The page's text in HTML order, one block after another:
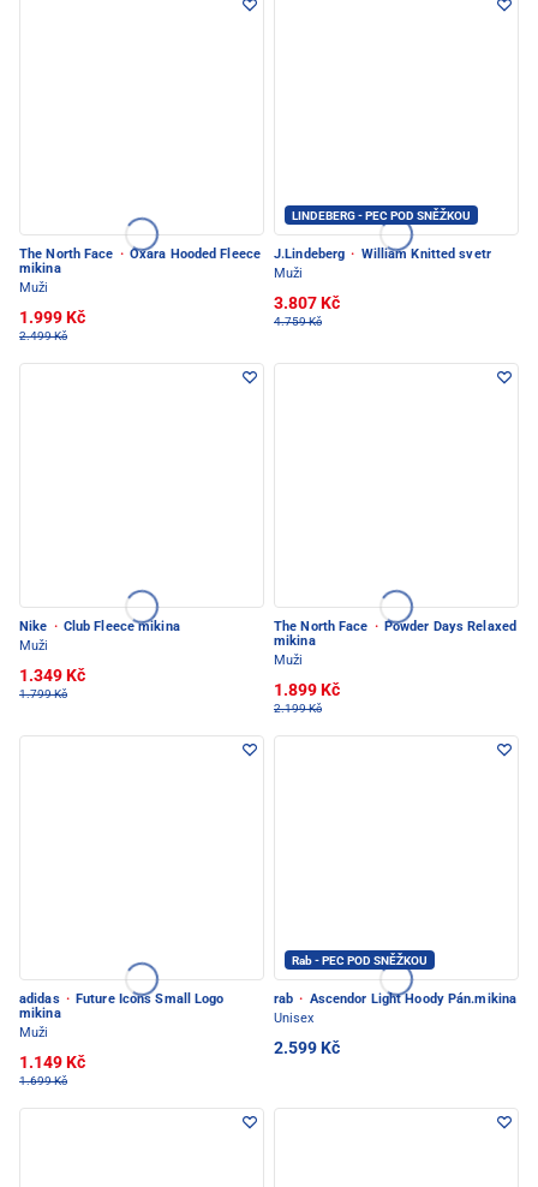
The North Face · Oxara Hooded Fleece
mikina
Muži
1.999 Kč
2.499 Kč
LINDEBERG - PEC POD SNĚŽKOU
J.Lindeberg · William Knitted svetr
Muži
3.807 Kč
4.759 Kč
Nike · Club Fleece mikina
Muži
1.349 Kč
1.799 Kč
The North Face · Powder Days Relaxed
mikina
Muži
1.899 Kč
2.199 Kč
adidas · Future Icons Small Logo
mikina
Muži
1.149 Kč
1.699 Kč
Rab - PEC POD SNĚŽKOU
rab · Ascendor Light Hoody Pán.mikina
Unisex
2.599 Kč